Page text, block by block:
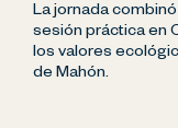
La jornada
sesión práctica en
los valores
de Mahón.